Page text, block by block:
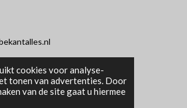
cookies voor analyse-
tonen van advertenties. Door
van de site gaat u hiermee